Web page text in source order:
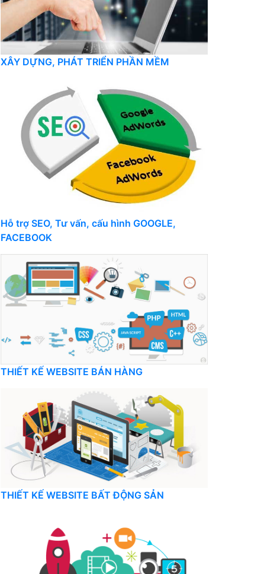
XÂY DỰNG, PHÁT TRIỂN PHẦN MỀM
Hỗ trợ SEO, Tư vấn, cấu hình GOOGLE,
FACEBOOK
THIẾT KẾ WEBSITE BÁN HÀNG
THIẾT KẾ WEBSITE BẤT ĐỘNG SẢN